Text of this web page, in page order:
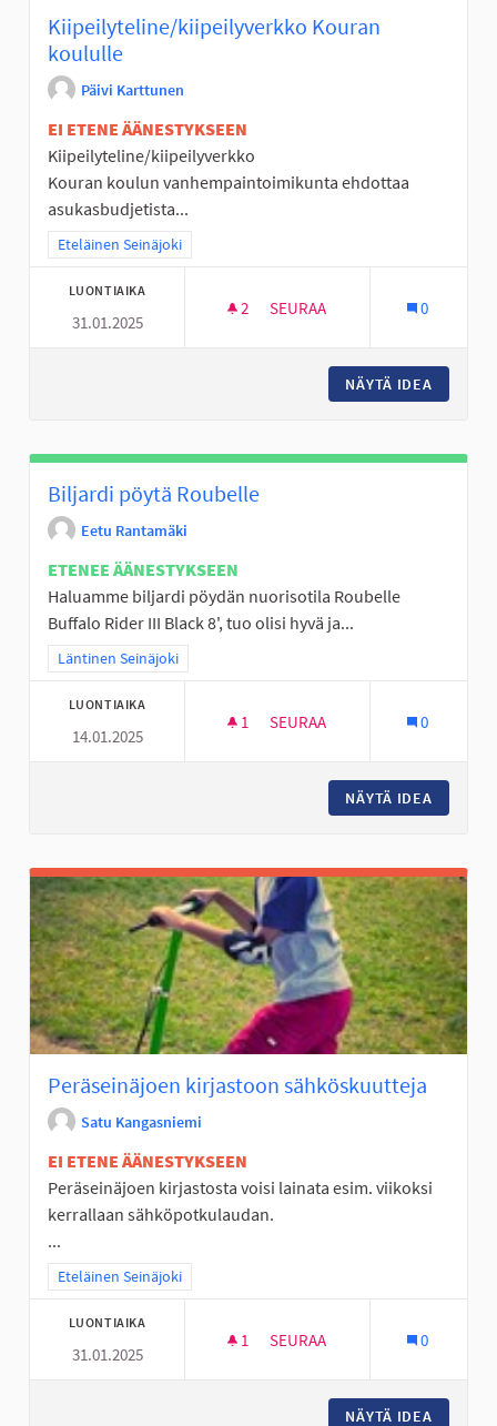
Kiipeilyteline/kiipeilyverkko Kouran
koululle
Päivi Karttunen
EI ETENE ÄÄNESTYKSEEN
Kiipeilyteline/kiipeilyverkko
Kouran koulun vanhempaintoimikunta ehdottaa
asukasbudjetista...
Rajaa tulokset teeman mukaan: Eteläinen Seinäjoki
Eteläinen Seinäjoki
LUONTIAIKA
31.01.2025
2 2 SEURAAJAA
SEURAA 0
NÄYTÄ IDEA
Biljardi pöytä Roubelle
Eetu Rantamäki
ETENEE ÄÄNESTYKSEEN
Haluamme biljardi pöydän nuorisotila Roubelle
Buffalo Rider III Black 8', tuo olisi hyvä ja...
Rajaa tulokset teeman mukaan: Läntinen Seinäjoki
Läntinen Seinäjoki
LUONTIAIKA
14.01.2025
1 1 SEURAAJA
SEURAA 0
NÄYTÄ IDEA
Peräseinäjoen kirjastoon sähköskuutteja
Satu Kangasniemi
EI ETENE ÄÄNESTYKSEEN
Peräseinäjoen kirjastosta voisi lainata esim. viikoksi
kerrallaan sähköpotkulaudan.
...
Rajaa tulokset teeman mukaan: Eteläinen Seinäjoki
Eteläinen Seinäjoki
LUONTIAIKA
31.01.2025
1 1 SEURAAJA
SEURAA 0
NÄYTÄ IDEA